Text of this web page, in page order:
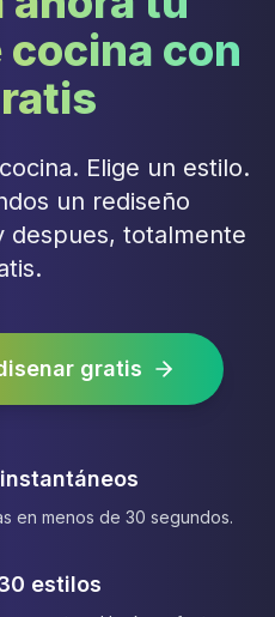
cocina con
Elige un estilo.
un rediseño
despues, totalmente
gratis
en menos de 30 segundos.
estilos